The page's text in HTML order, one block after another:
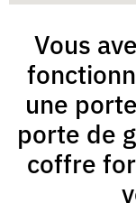
Vous
une
porte de
coffre